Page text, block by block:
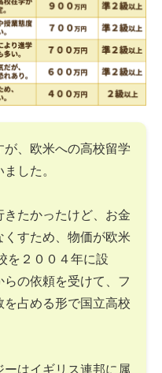
、欧米への高校留学
した。
たかったけど、お金
すため、物価が欧米
を２００４年に設
の依頼を受けて、フ
を占める形で国立高校
はイギリス連邦に属